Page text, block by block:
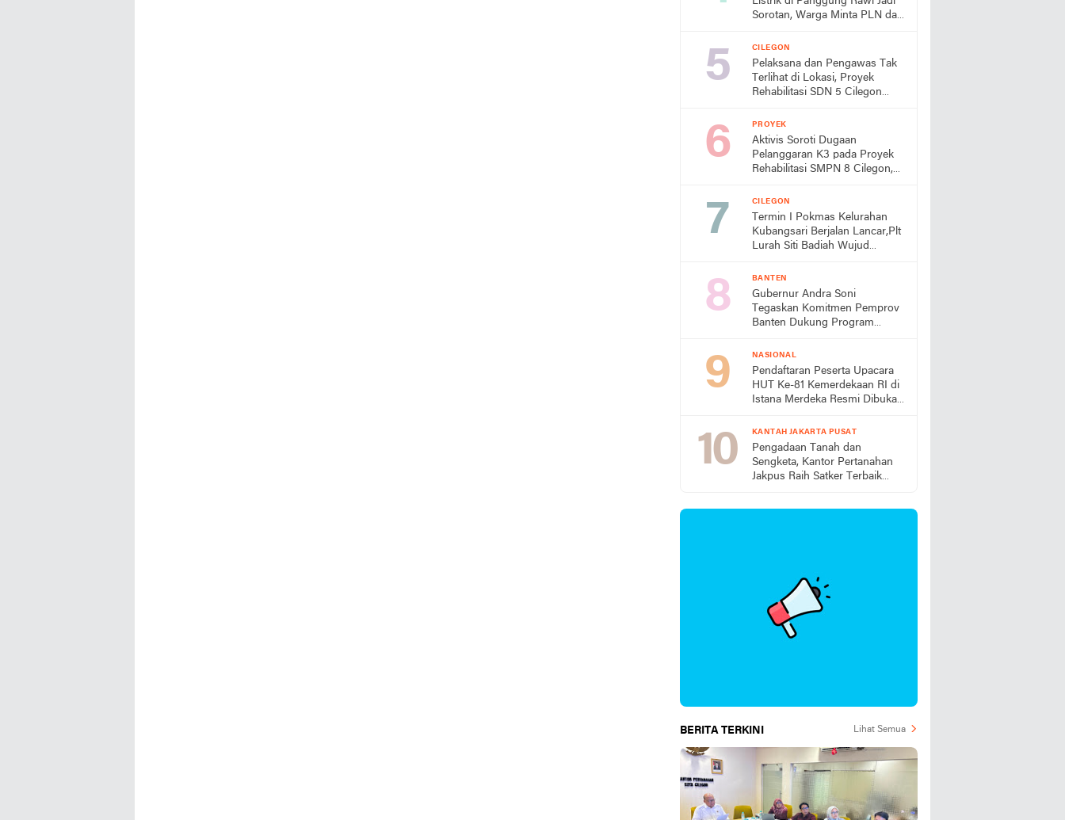
Sorotan, Warga Minta PLN dan
CILEGON
Pelaksana dan Pengawas Tak
Terlihat di Lokasi, Proyek
Rehabilitasi SDN 5 Cilegon
Turun Tangan
PROYEK
Aktivis Soroti Dugaan
Pelanggaran K3 pada Proyek
Rehabilitasi SMPN 8 Cilegon,
CILEGON
Termin I Pokmas Kelurahan
Kubangsari Berjalan Lancar,Plt
Lurah Siti Badiah Wujud
Lingkungan
BANTEN
Gubernur Andra Soni
Tegaskan Komitmen Pemprov
Banten Dukung Program
NASIONAL
Pendaftaran Peserta Upacara
HUT Ke-81 Kemerdekaan RI di
Istana Merdeka Resmi Dibuka
KANTAH JAKARTA PUSAT
Pengadaan Tanah dan
Sengketa, Kantor Pertanahan
Jakpus Raih Satker Terbaik
BERITA TERKINI Lihat Semua